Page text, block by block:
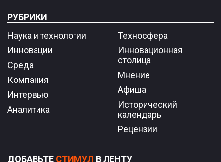
РУБРИКИ
Наука и технологии
Инновации
Среда
Компания
Интервью
Аналитика
Техносфера
Инновационная
столица
Мнение
Афиша
Исторический
календарь
Рецензии
ДОБАВЬТЕ СТИМУЛ В ЛЕНТУ